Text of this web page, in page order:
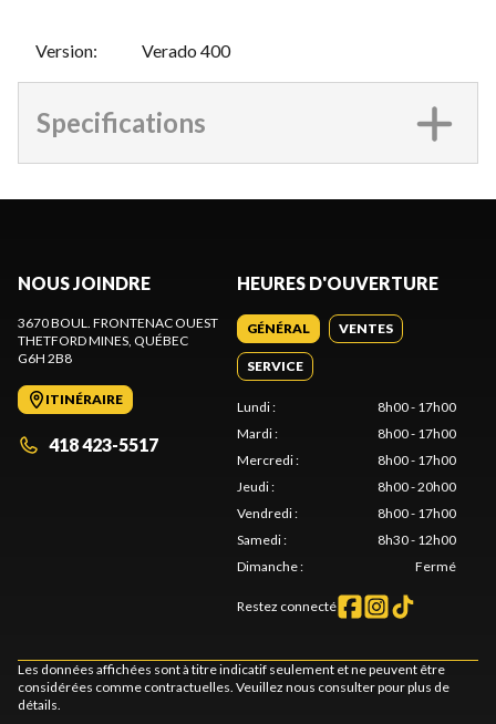
Version: Verado 400
Specifications
NOUS JOINDRE
3670 BOUL. FRONTENAC OUEST
THETFORD MINES, QUÉBEC
G6H 2B8
ITINÉRAIRE
418 423-5517
HEURES D'OUVERTURE
GÉNÉRAL VENTES
SERVICE
Lundi:
8h00 - 17h00
Mardi:
8h00 - 17h00
Mercredi:
8h00 - 17h00
Jeudi:
8h00 - 20h00
Vendredi:
8h00 - 17h00
Samedi:
8h30 - 12h00
Dimanche: Fermé
Restez connecté
Les données affichées sont à titre indicatif seulement et ne peuvent être
considérées comme contractuelles. Veuillez nous consulter pour plus de
détails.